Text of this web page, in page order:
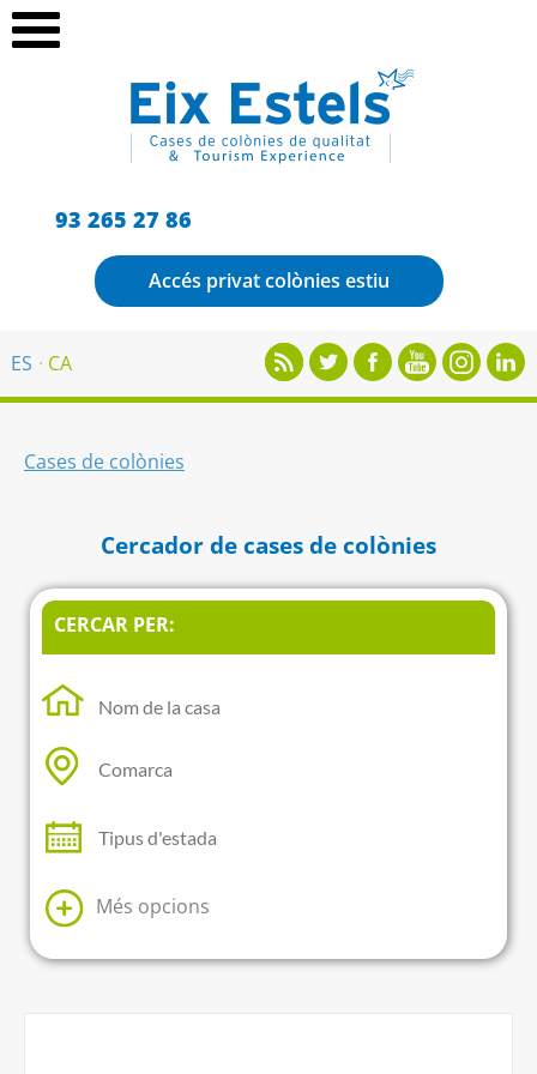
93 265 27 86
Accés privat colònies estiu
ES CA
Cases de colònies
Cercador de cases de colònies
CERCAR PER:
Més opcions